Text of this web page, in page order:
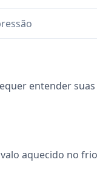
entender suas
aquecido no